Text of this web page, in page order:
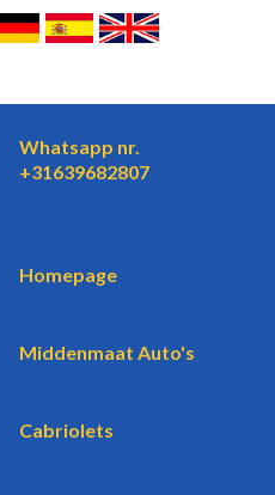
Whatsapp nr.
+31639682807
Homepage
Middenmaat Auto's
Cabriolets